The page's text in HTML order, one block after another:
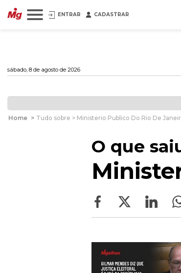
ENTRAR CADASTRAR
sábado, 8 de agosto de 2026
Home > Tudo sobre > Ministerio Publico Do Rio De
O que